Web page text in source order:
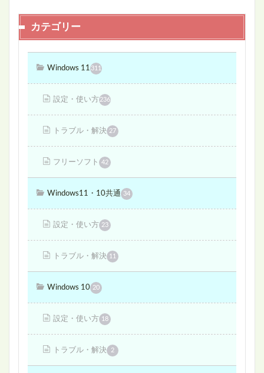
カテゴリー
Windows 11 311
設定・使い方236
トラブル・解決 27
フリーソフト 42
Windows11・10共通 34
設定・使い方 23
トラブル・解決 11
Windows 10 20
設定・使い方 18
トラブル・解決 2